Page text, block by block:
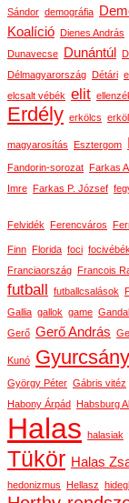
Sándor demográfia
Koalíció
Dienes András
Dunavecse Dunántúl
Délmagyarország
Détári
elcsalt vébék elit
Erdély erkölcs
magyarosítás Esztergom
Fandorin-sorozat Farkas
Imre
Farkas P. József
Felvidék Ferencváros
Finn Florida foci focivébék
Franciaország
Francois
futball futballcsalások
Gallia gallok game
Gerő Gerő András
Kunó Gyurcsány
György Péter Gábris vitéz
Habony Árpád
Habsburg
Halas halasiak
Tükör Halas
hedonizmus
Hellasz